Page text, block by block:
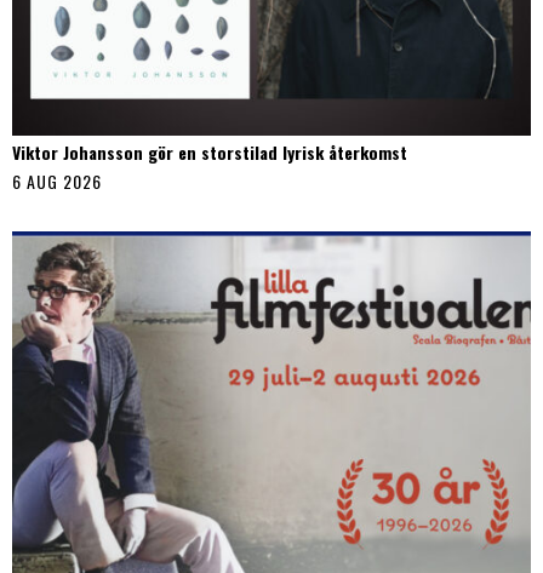
Viktor Johansson gör en storstilad lyrisk återkomst
6 AUG 2026